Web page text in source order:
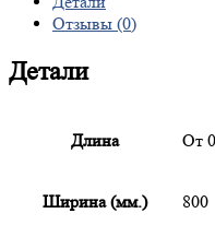
Отзывы (0)
Детали
Длина От
Ширина (мм.) 800